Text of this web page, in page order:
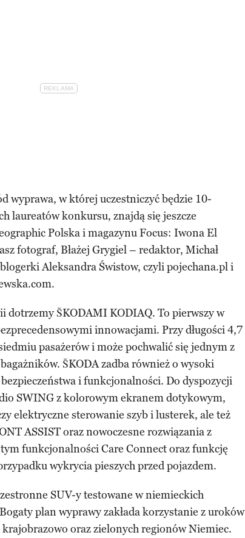
wyprawa, w której uczestniczyć będzie 10-
laureatów konkursu, znajdą się jeszcze
Polska i magazynu Focus: Iwona El
fotograf, Błażej Grygiel – redaktor, Michał
Aleksandra Świstow, czyli pojechana.pl i
dotrzemy ŠKODAMI KODIAQ. To pierwszy w
innowacjami. Przy długości 4,7
pasażerów i może pochwalić się jednym z
ŠKODA zadba również o wysoki
i funkcjonalności. Do dyspozycji
SWING z kolorowym ekranem dotykowym,
elektryczne sterowanie szyb i lusterek, ale też
ASSIST oraz nowoczesne rozwiązania z
funkcjonalności Care Connect oraz funkcję
wykrycia pieszych przed pojazdem.
SUV-y testowane w niemieckich
plan wyprawy zakłada korzystanie z uroków
oraz zielonych regionów Niemiec.